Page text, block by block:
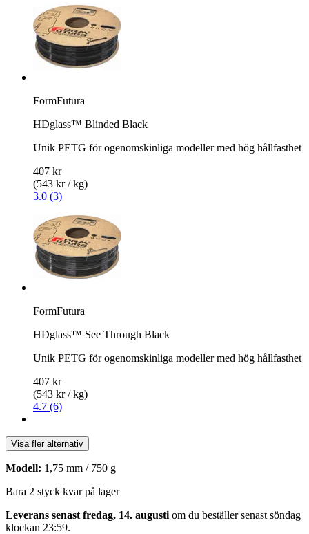
FormFutura
HDglass™ Blinded Black
Unik PETG för ogenomskinliga modeller med hög hållfasthet
407 kr
(543 kr / kg)
3.0 (3)
FormFutura
HDglass™ See Through Black
Unik PETG för ogenomskinliga modeller med hög hållfasthet
407 kr
(543 kr / kg)
4.7 (6)
Visa fler alternativ
Modell: 1,75 mm / 750 g
Bara 2 styck kvar på lager
Leverans senast fredag, 14. augusti om du beställer senast söndag
klockan 23:59.